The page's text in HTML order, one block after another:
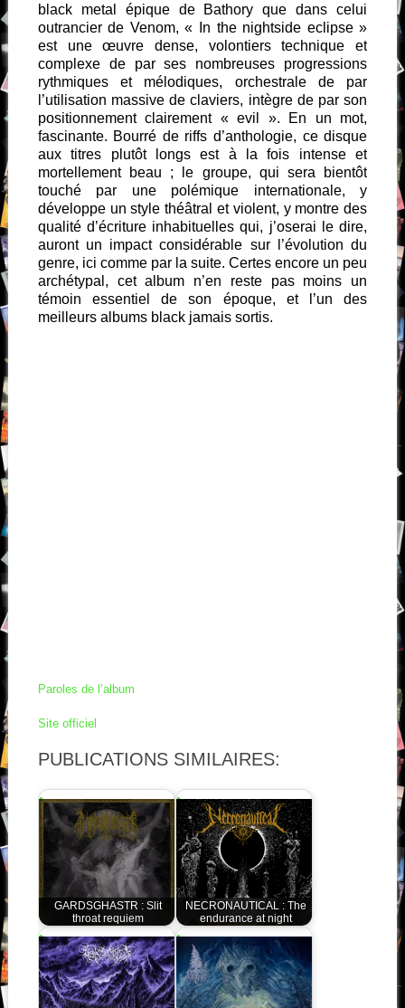
black metal épique de Bathory que dans celui
outrancier de Venom, « In the nightside eclipse »
est une œuvre dense, volontiers technique et
complexe de par ses nombreuses progressions
rythmiques et mélodiques, orchestrale de par
l’utilisation massive de claviers, intègre de par son
positionnement clairement « evil ». En un mot,
fascinante. Bourré de riffs d’anthologie, ce disque
aux titres plutôt longs est à la fois intense et
mortellement beau ; le groupe, qui sera bientôt
touché par une polémique internationale, y
développe un style théâtral et violent, y montre des
qualité d’écriture inhabituelles qui, j’oserai le dire,
auront un impact considérable sur l’évolution du
genre, ici comme par la suite. Certes encore un peu
archétypal, cet album n’en reste pas moins un
témoin essentiel de son époque, et l’un des
meilleurs albums black jamais sortis.
Paroles de l’album
Site officiel
PUBLICATIONS SIMILAIRES:
GARDSGHASTR : Slit
throat requiem
NECRONAUTICAL : The
endurance at night